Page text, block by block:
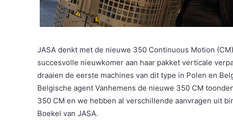
JASA denkt met de nieuwe 350 Continuous Motion
succesvolle nieuwkomer aan haar pakket verticale
draaien de eerste machines van dit type in Polen en
Belgische agent Vanhemens de nieuwe 350 CM
350 CM en we hebben al verschillende aanvragen uit
Boekel van JASA.